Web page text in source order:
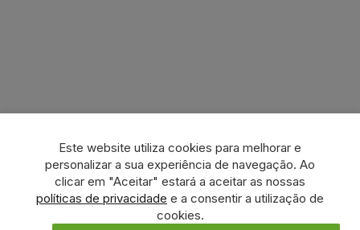
Este website utiliza cookies para melhorar e
personalizar a sua experiência de navegação. Ao
clicar em "Aceitar" estará a aceitar as nossas
políticas de privacidade e a consentir a utilização de
cookies.